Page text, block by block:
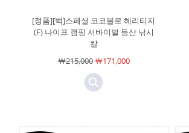
[정품][벅]스페셜 코코볼로 헤리티지
(F) 나이프 캠핑 서바이벌 등산 낚시
칼
￦215,000￦171,000